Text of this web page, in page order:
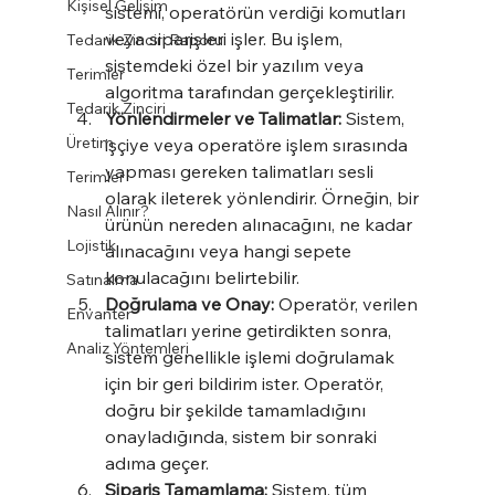
Kişisel Gelişim
Tedarik Zinciri Raporu
Terimler
Tedarik Zinciri
Üretim
Terimler
Nasıl Alınır?
Lojistik
Satınalma
Envanter
Analiz Yöntemleri
sistemi, operatörün verdiği komutları
veya siparişleri işler. Bu işlem,
sistemdeki özel bir yazılım veya
algoritma tarafından gerçekleştirilir.
Yönlendirmeler ve Talimatlar: Sistem,
işçiye veya operatöre işlem sırasında
yapması gereken talimatları sesli
olarak ileterek yönlendirir. Örneğin, bir
ürünün nereden alınacağını, ne kadar
alınacağını veya hangi sepete
konulacağını belirtebilir.
Doğrulama ve Onay: Operatör, verilen
talimatları yerine getirdikten sonra,
sistem genellikle işlemi doğrulamak
için bir geri bildirim ister. Operatör,
doğru bir şekilde tamamladığını
onayladığında, sistem bir sonraki
adıma geçer.
Sipariş Tamamlama: Sistem, tüm